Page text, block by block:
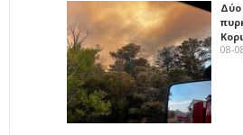
Δύο
08-